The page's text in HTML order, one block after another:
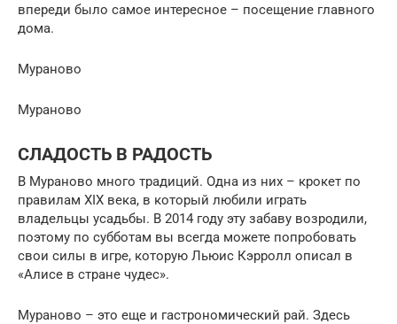
впереди было самое интересное – посещение главного
дома.
Мураново
Мураново
СЛАДОСТЬ В РАДОСТЬ
В Мураново много традиций. Одна из них – крокет по
правилам XIX века, в который любили играть
владельцы усадьбы. В 2014 году эту забаву возродили,
поэтому по субботам вы всегда можете попробовать
свои силы в игре, которую Льюис Кэрролл описал в
«Алисе в стране чудес».
Мураново – это еще и гастрономический рай. Здесь